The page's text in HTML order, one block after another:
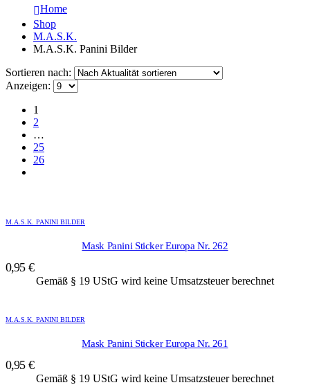
Home
Shop
M.A.S.K.
M.A.S.K. Panini Bilder
Sortieren nach:
Anzeigen:
1
2
…
25
26
M.A.S.K. PANINI BILDER
Mask Panini Sticker Europa Nr. 262
0,95 €
Gemäß § 19 UStG wird keine Umsatzsteuer berechnet
M.A.S.K. PANINI BILDER
Mask Panini Sticker Europa Nr. 261
0,95 €
Gemäß § 19 UStG wird keine Umsatzsteuer berechnet